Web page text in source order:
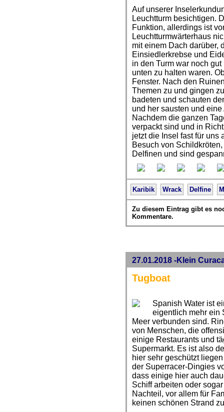
Auf unserer
Leuchtturm besichtigen.
Funktion, allerdings ist
Leuchtturmwärterhaus
mit einem Dach darüber,
Einsiedlerkrebse und
in den Turm war noch
unten zu halten waren.
Fenster. Nach den
Themen zu und gingen
badeten und schauten
und her sausten und
Nachdem die ganzen
verpackt sind und in
jetzt die Insel fast für uns
Besuch von
Delfinen und sind
Karibik Wrack Delfine
Zu diesem Eintrag gibt es
Kommentare.
27.01.2018 -Klein
Tugboat
Spanish Water ist
eigentlich mehr ein
Meer verbunden sind.
von Menschen, die
einige Restaurants und
Supermarkt. Es ist also
hier sehr geschützt
der Superracer-Dingies
dass einige hier auch
Schiff arbeiten oder
Nachteil, vor allem für
keinen schönen Strand